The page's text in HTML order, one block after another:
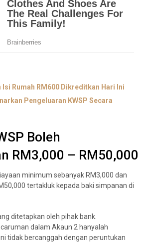
Isi Rumah RM600 Dikreditkan Hari Ini
Pengeluaran KWSP Secara
Boleh
RM3,000 – RM50,000
minimum sebanyak RM3,000 dan
tertakluk kepada baki simpanan di
ditetapkan oleh pihak bank.
dalam Akaun 2 hanyalah
tidak bercanggah dengan peruntukan